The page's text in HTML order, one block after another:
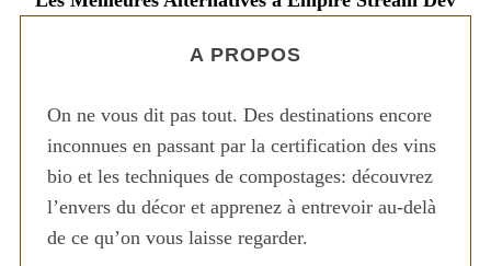
A PROPOS
On ne vous dit pas tout. Des destinations encore
inconnues en passant par la certification des vins
bio et les techniques de compostages: découvrez
l’envers du décor et apprenez à entrevoir au-delà
de ce qu’on vous laisse regarder.